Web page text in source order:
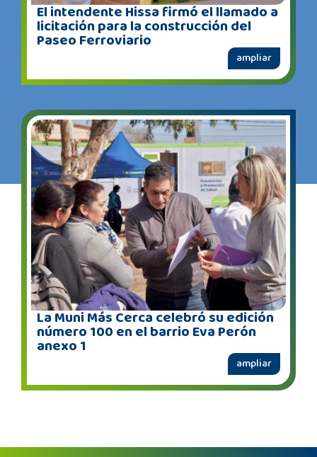
El intendente Hissa firmó el llamado a
licitación para la construcción del
Paseo Ferroviario
ampliar
La Muni Más Cerca celebró su edición
número 100 en el barrio Eva Perón
anexo 1
ampliar